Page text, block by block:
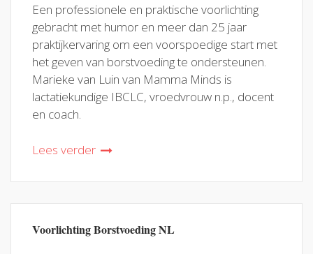
Een professionele en praktische voorlichting
gebracht met humor en meer dan 25 jaar
praktijkervaring om een voorspoedige start met
het geven van borstvoeding te ondersteunen.
Marieke van Luin van Mamma Minds is
lactatiekundige IBCLC, vroedvrouw n.p., docent
en coach.
Lees verder
Voorlichting Borstvoeding NL